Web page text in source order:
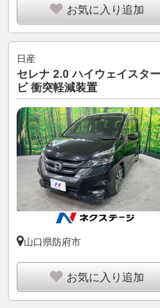
お気に入り追加
日産
セレナ 2.0 ハイウェイスタ
ビ 衝突軽減装置
山口県防府市
お気に入り追加